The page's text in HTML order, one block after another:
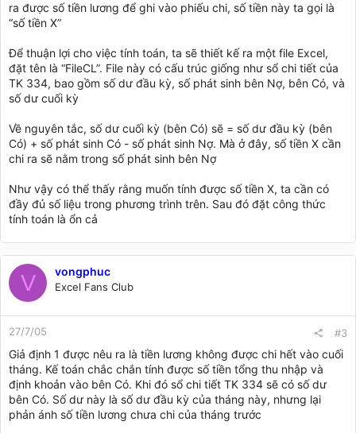
ra được số tiền lương để ghi vào phiếu chi, số tiền này ta gọi là
“số tiền X”
Để thuận lợi cho việc tính toán, ta sẽ thiết kế ra một file Excel,
đặt tên là “FileCL”. File này có cấu trúc giống như sổ chi tiết của
TK 334, bao gồm số dư đầu kỳ, số phát sinh bên Nợ, bên Có, và
số dư cuối kỳ
Về nguyên tắc, số dư cuối kỳ (bên Có) sẽ = số dư đầu kỳ (bên
Có) + số phát sinh Có - số phát sinh Nợ. Mà ở đây, số tiền X cần
chi ra sẽ nằm trong số phát sinh bên Nợ
Như vậy có thể thấy rằng muốn tính được số tiền X, ta cần có
đầy đủ số liệu trong phương trình trên. Sau đó đặt công thức
tính toán là ổn cả
V vongphuc
Excel Fans Club
27/7/05 #3
Giả định 1 được nêu ra là tiền lương không được chi hết vào cuối
tháng. Kế toán chắc chắn tính được số tiền tổng thu nhập và
định khoản vào bên Có. Khi đó sổ chi tiết TK 334 sẽ có số dư
bên Có. Số dư này là số dư đầu kỳ của tháng này, nhưng lại
phản ánh số tiền lương chưa chi của tháng trước